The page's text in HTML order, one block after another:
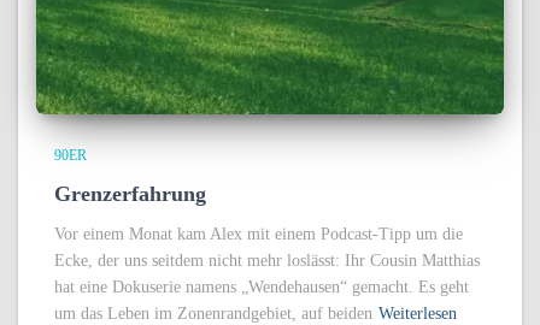
90ER
Grenzerfahrung
Vor einem Monat kam Alex mit einem Podcast-Tipp um die
Ecke, der uns seitdem nicht mehr loslässt: Ihr Cousin Matthias
hat eine Dokuserie namens „Wendehausen“ gemacht. Es geht
um das Leben im Zonenrandgebiet, auf beiden Weiterlesen